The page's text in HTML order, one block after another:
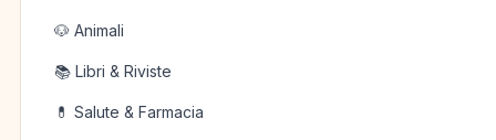
🐶 Animali
📚 Libri & Riviste
💊 Salute & Farmacia